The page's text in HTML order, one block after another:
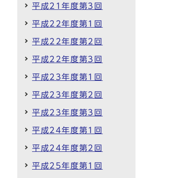
平成21年度第3回
平成22年度第1回
平成22年度第2回
平成22年度第3回
平成23年度第1回
平成23年度第2回
平成23年度第3回
平成24年度第1回
平成24年度第2回
平成25年度第1回